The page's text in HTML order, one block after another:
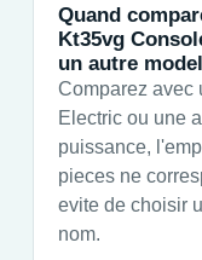
Quand
Kt35vg
un autre
Comparez avec
Electric ou une
puissance,
pieces ne
evite de choisir
nom.